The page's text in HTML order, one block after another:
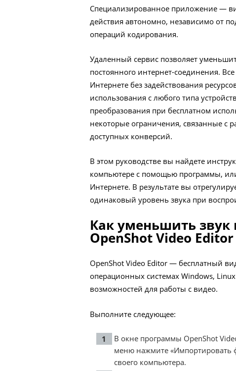
Специализированное приложение —
действия автономно, независимо от
операций кодирования.
Удаленный сервис позволяет
постоянного интернет-соединения.
Интернете без задействования
использования с любого типа
преобразования при бесплатном
некоторые ограничения, связанные с
доступных конверсий.
В этом руководстве вы найдете
компьютере с помощью программы,
Интернете. В результате вы
одинаковый уровень звука при
Как уменьшить
OpenShot Video Editor
OpenShot Video Editor — бесплатный
операционных системах Windows,
возможностей для работы с видео.
Выполните следующее:
В окне программы OpenShot
меню нажмите «Импортировать
своего компьютера.